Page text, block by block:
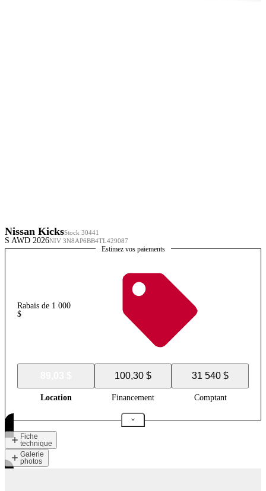
Nissan KicksStock 30441
S AWD 2026NIV 3N8AP6BB4TL429087
Estimez vos paiements
Rabais de 1 000
$
100,30 $ 31 540 $
Location Financement Comptant
Fiche
technique
Galerie
photos